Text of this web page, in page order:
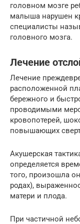
головном мозге
малыша нарушен
специалисты
головного мозга.
Лечение
Лечение
расположенной
бережного и
проводимыми
кровопотерей,
повышающих
Акушерская
определяется
того, произошла
родах),
матери и плода.
При частичной